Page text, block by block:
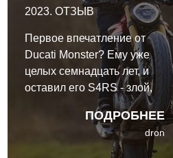
2023. ОТЗЫВ
ПОДРОБНЕЕ
Первое впечатление от
Ducati Monster? Ему уже
целых семнадцать лет, и
оставил его S4RS - злой,
брутальный и дёрганый
мотоцикл, выдёргивающий
руки из плеч и сводящий
судорогой бёдра.
dron